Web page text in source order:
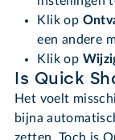
Klik op
een andere
Klik op
Is Quick
Het voelt
bijna